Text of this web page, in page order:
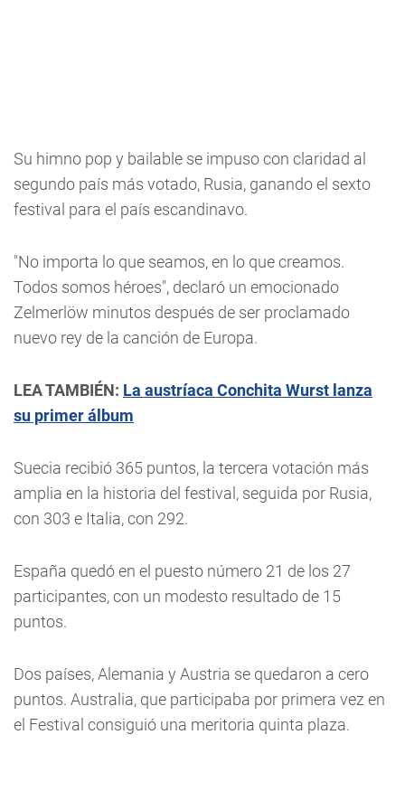
Su himno pop y bailable se impuso con claridad al
segundo país más votado, Rusia, ganando el sexto
festival para el país escandinavo.
"No importa lo que seamos, en lo que creamos.
Todos somos héroes", declaró un emocionado
Zelmerlöw minutos después de ser proclamado
nuevo rey de la canción de Europa.
LEA TAMBIÉN: La austríaca Conchita Wurst lanza
su primer álbum
Suecia recibió 365 puntos, la tercera votación más
amplia en la historia del festival, seguida por Rusia,
con 303 e Italia, con 292.
España quedó en el puesto número 21 de los 27
participantes, con un modesto resultado de 15
puntos.
Dos países, Alemania y Austria se quedaron a cero
puntos. Australia, que participaba por primera vez en
el Festival consiguió una meritoria quinta plaza.